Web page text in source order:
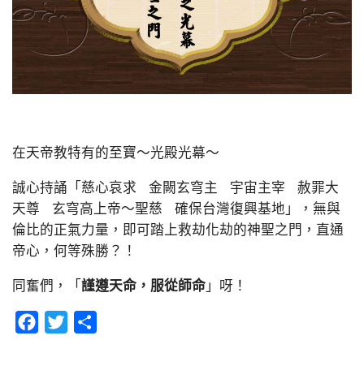
在天帝教特有的至寶～光殿光幕～
誠心持誦「慈心哀求 金闕玄穹主 宇宙主宰 赦罪大
天尊 玄穹高上帝～聖慈 確保台灣復興基地」，無與
倫比的正氣力量，即可踏上救劫化劫的神聖之門，直通
帝心，何等殊勝？！
同奮們，「 謹遵天命，服從師命 」呀！
Facebook
Twitter